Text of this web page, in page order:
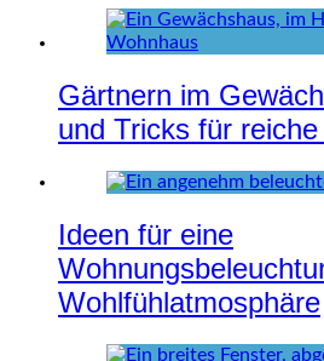
Gärtnern im
und Tricks für
Ideen für eine
Wohlfühlatmosphäre